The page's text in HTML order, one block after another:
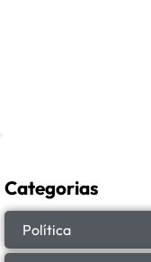
Categorias
Política